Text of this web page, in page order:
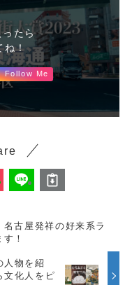
ったら
ね！
す！